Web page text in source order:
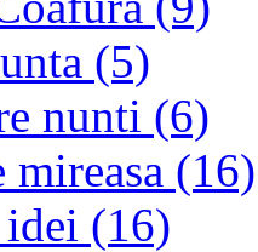
(5)
nunti (6)
(16)
(16)